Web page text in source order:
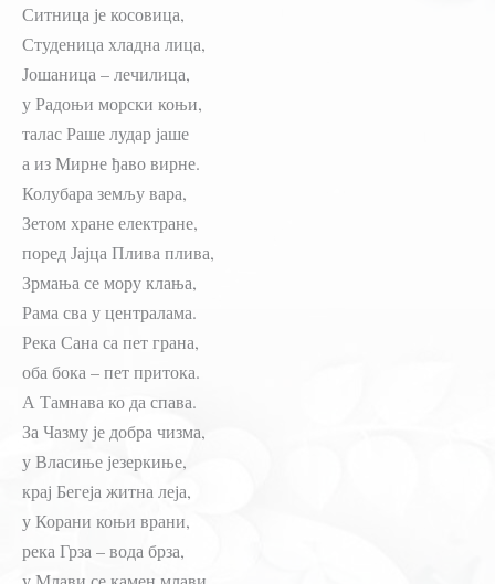
Ситница је косовица,
Студеница хладна лица,
Јошаница – лечилица,
у Радоњи морски коњи,
талас Раше лудар јаше
а из Мирне ђаво вирне.
Колубара земљу вара,
Зетом хране електране,
поред Јајца Плива плива,
Зрмања се мору клања,
Рама сва у централама.
Река Сана са пет грана,
оба бока – пет притока.
А Тамнава ко да спава.
За Чазму је добра чизма,
у Власиње језеркиње,
крај Бегеја житна леја,
у Корани коњи врани,
река Грза – вода брза,